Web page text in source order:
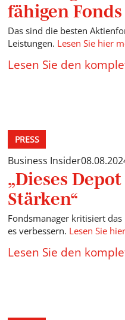
fähigen Fonds
Das sind die besten
Leistungen. Lesen Sie hier
Lesen Sie den
PRESS
Business Insider
„Dieses
Stärken“
Fondsmanager kritisiert
es verbessern. Lesen Sie
Lesen Sie den